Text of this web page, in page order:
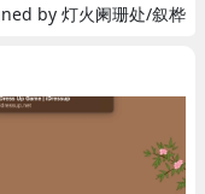
by 灯火阑珊处/叙桦